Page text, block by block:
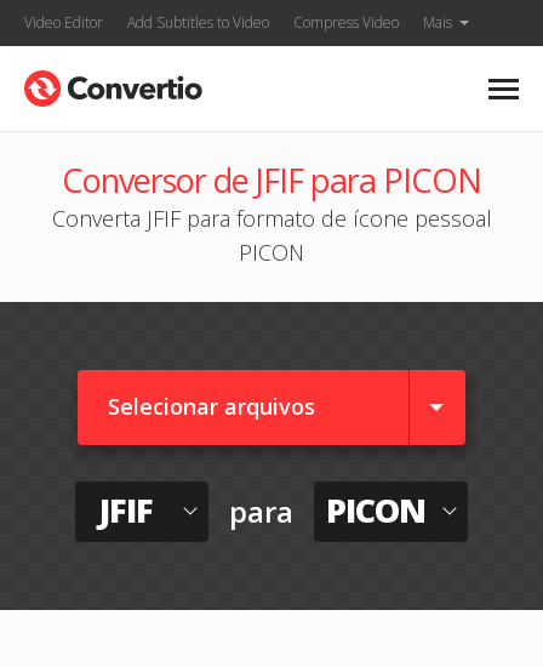
Video Editor Add Subtitles to Video Compress Video Mais
Conversor de JFIF para PICON
Converta JFIF para formato de ícone pessoal
PICON
Selecionar arquivos
JFIF para PICON